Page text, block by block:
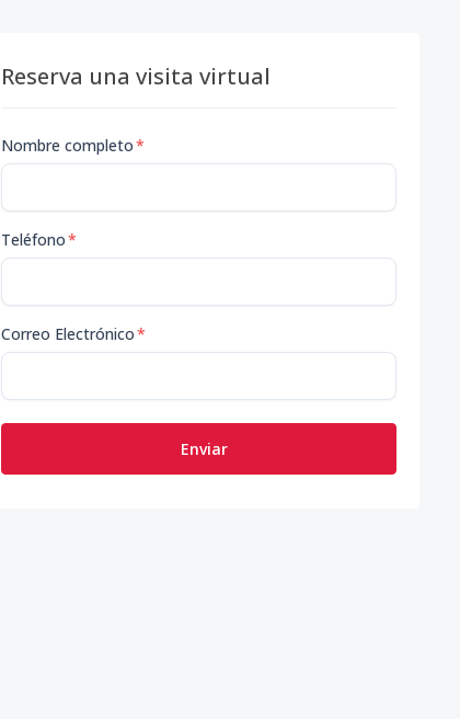
Reserva una visita virtual
Nombre completo*
Teléfono*
Correo Electrónico*
Enviar